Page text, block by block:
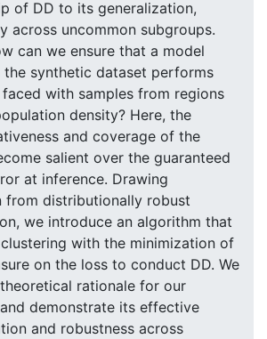
of DD to its generalization,
across uncommon subgroups.
can we ensure that a model
the synthetic dataset performs
with samples from regions
density? Here, the
and coverage of the
salient over the guaranteed
at inference. Drawing
from distributionally robust
we introduce an algorithm that
with the minimization of
on the loss to conduct DD. We
rationale for our
demonstrate its effective
and robustness across